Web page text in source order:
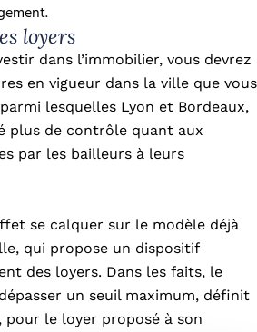
loyers
dans l’immobilier, vous devrez
en vigueur dans la ville que vous
lesquelles Lyon et Bordeaux,
plus de contrôle quant aux
par les bailleurs à leurs
se calquer sur le modèle déjà
qui propose un dispositif
des loyers. Dans les faits, le
un seuil maximum, définit
le loyer proposé à son